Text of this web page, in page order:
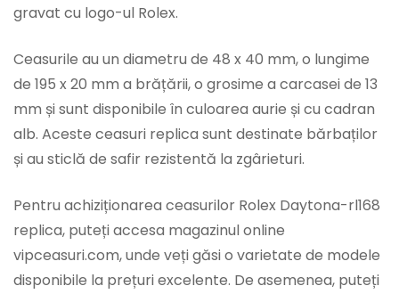
gravat cu logo-ul Rolex.
Ceasurile au un diametru de 48 x 40 mm, o lungime
de 195 x 20 mm a brățării, o grosime a carcasei de 13
mm și sunt disponibile în culoarea aurie și cu cadran
alb. Aceste ceasuri replica sunt destinate bărbaților
și au sticlă de safir rezistentă la zgârieturi.
Pentru achiziționarea ceasurilor Rolex Daytona-rl168
replica, puteți accesa magazinul online
vipceasuri.com, unde veți găsi o varietate de modele
disponibile la prețuri excelente. De asemenea, puteți